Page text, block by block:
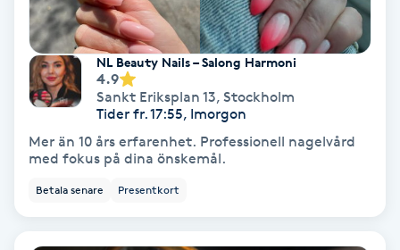
Permanent
Permanent hårborttagning
Permanent ögonbrynsmakeup
Personal shopper
NL Beauty Nails – Salong Harmoni
4.9
Sankt Eriksplan 13, Stockholm
Tider fr. 17:55, Imorgon
Mer än 10 års erfarenhet. Professionell nagelvård
med fokus på dina önskemål.
Betala senare Presentkort